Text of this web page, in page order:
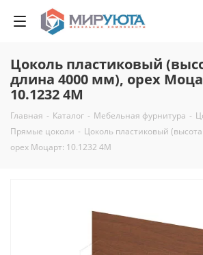
Цоколь пластиковый
длина 4000 мм), орех
10.1232 4M
Главная - Каталог - Мебельная фурнитура -
Прямые цоколи - Цоколь пластиковый
орех Моцарт: 10.1232 4M